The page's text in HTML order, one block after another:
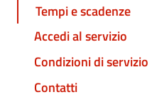
Tempi e scadenze
Accedi al servizio
Condizioni di servizio
Contatti